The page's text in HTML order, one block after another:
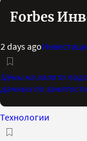
Forbes
2 days ago
Цены на золото
данных по
Технологии